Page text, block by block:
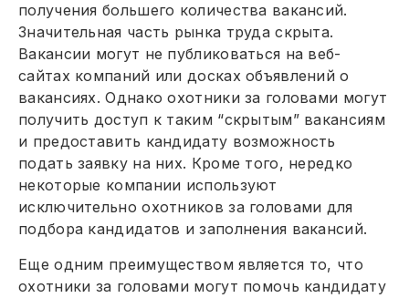
получения большего количества вакансий.
Значительная часть рынка труда скрыта.
Вакансии могут не публиковаться на веб-
сайтах компаний или досках объявлений о
вакансиях. Однако охотники за головами могут
получить доступ к таким “скрытым” вакансиям
и предоставить кандидату возможность
подать заявку на них. Кроме того, нередко
некоторые компании используют
исключительно охотников за головами для
подбора кандидатов и заполнения вакансий.
Еще одним преимуществом является то, что
охотники за головами могут помочь кандидату